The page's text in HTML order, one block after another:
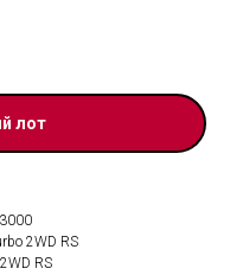
лот
2WD RS
RS